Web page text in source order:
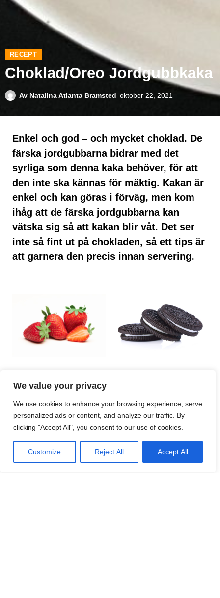
We value your privacy
We use cookies to enhance your browsing experience, serve
personalized ads or content, and analyze our traffic. By
clicking "Accept All", you consent to our use of cookies.
Customize Reject All Accept All
RECEPT
Choklad/Oreo Jordgubbkaka
Av Natalina Atlanta Bramsted oktober 22, 2021
Enkel och god – och mycket choklad. De
färska jordgubbarna bidrar med det
syrliga som denna kaka behöver, för att
den inte ska kännas för mäktig. Kakan är
enkel och kan göras i förväg, men kom
ihåg att de färska jordgubbarna kan
vätska sig så att kakan blir våt. Det ser
inte så fint ut på chokladen, så ett tips är
att garnera den precis innan servering.
Botten:
330 g Oreo
110 g smält smör
Fyllning: